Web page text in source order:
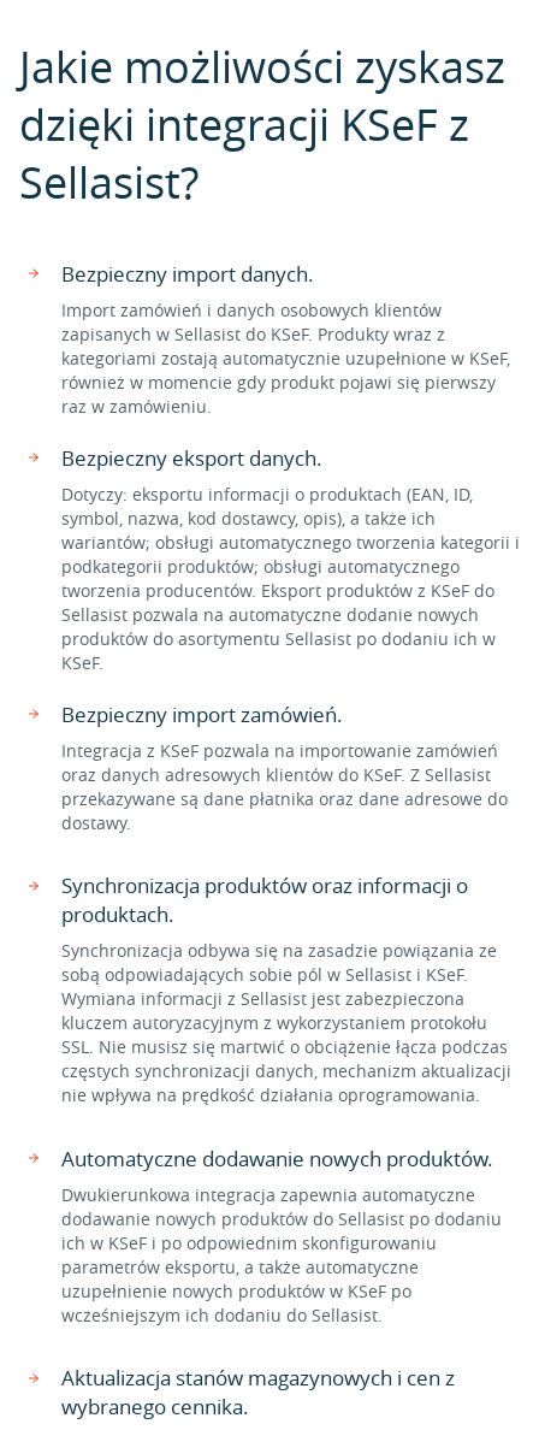
Jakie możliwości zyskasz
dzięki integracji KSeF z
Sellasist?
Bezpieczny import danych.
Import zamówień i danych osobowych klientów
zapisanych w Sellasist do KSeF. Produkty wraz z
kategoriami zostają automatycznie uzupełnione w KSeF,
również w momencie gdy produkt pojawi się pierwszy
raz w zamówieniu.
Bezpieczny eksport danych.
Dotyczy: eksportu informacji o produktach (EAN, ID,
symbol, nazwa, kod dostawcy, opis), a także ich
wariantów; obsługi automatycznego tworzenia kategorii i
podkategorii produktów; obsługi automatycznego
tworzenia producentów. Eksport produktów z KSeF do
Sellasist pozwala na automatyczne dodanie nowych
produktów do asortymentu Sellasist po dodaniu ich w
KSeF.
Bezpieczny import zamówień.
Integracja z KSeF pozwala na importowanie zamówień
oraz danych adresowych klientów do KSeF. Z Sellasist
przekazywane są dane płatnika oraz dane adresowe do
dostawy.
Synchronizacja produktów oraz informacji o
produktach.
Synchronizacja odbywa się na zasadzie powiązania ze
sobą odpowiadających sobie pól w Sellasist i KSeF.
Wymiana informacji z Sellasist jest zabezpieczona
kluczem autoryzacyjnym z wykorzystaniem protokołu
SSL. Nie musisz się martwić o obciążenie łącza podczas
częstych synchronizacji danych, mechanizm aktualizacji
nie wpływa na prędkość działania oprogramowania.
Automatyczne dodawanie nowych produktów.
Dwukierunkowa integracja zapewnia automatyczne
dodawanie nowych produktów do Sellasist po dodaniu
ich w KSeF i po odpowiednim skonfigurowaniu
parametrów eksportu, a także automatyczne
uzupełnienie nowych produktów w KSeF po
wcześniejszym ich dodaniu do Sellasist.
Aktualizacja stanów magazynowych i cen z
wybranego cennika.